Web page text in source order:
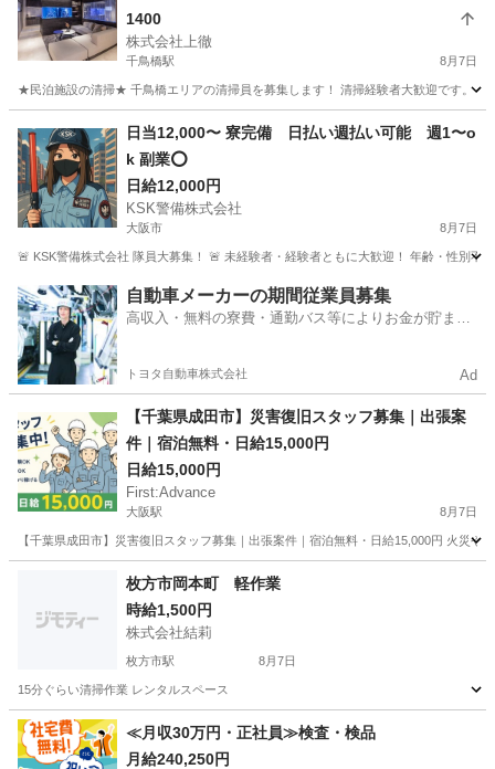
1400
株式会社上徹
千鳥橋駅 8月7日
★民泊施設の清掃★ 千鳥橋エリアの清掃員を募集します！ 清掃経験者大歓迎です。
千鳥橋駅 清掃 時給
日当12,000〜 寮完備 日払い週払い可能 週1〜o
k 副業⭕️
日給12,000円
KSK警備株式会社
大阪市 8月7日
🚨 KSK警備株式会社 隊員大募集！ 🚨 未経験者・経験者ともに大歓迎！ 年齢・性別
大阪 大阪市 警備員 業務
自動車メーカーの期間従業員募集
高収入・無料の寮費・通勤バス等によりお金が貯まり
トヨタ自動車株式会社 Ad
【千葉県成田市】災害復旧スタッフ募集｜出張案
件｜宿泊無料・日給15,000円
日給15,000円
First:Advance
大阪駅 8月7日
【千葉県成田市】災害復旧スタッフ募集｜出張案件｜宿泊無料・日給15,000円 火災
大阪駅 清掃
枚方市岡本町 軽作業
時給1,500円
株式会社結莉
枚方市駅 8月7日
15分ぐらい清掃作業 レンタルスペース
大阪 枚方市 枚方市駅 清掃
≪月収30万円・正社員≫検査・検品
月給240,250円